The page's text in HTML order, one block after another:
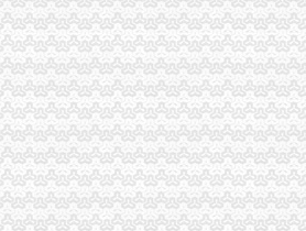
盾示信息：分公司营业执照注销2006年二季度酱
工勇扑两起山火